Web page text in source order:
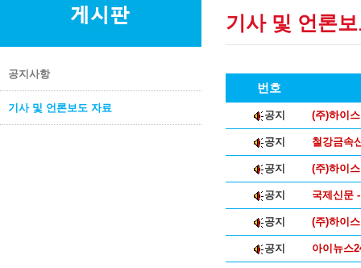
공지사항
기사 및 언론보도 자료
기사 및 언론
번호
공지 (주)하이
공지 철강금속
공지 (주)하이
공지 국제신문
공지 (주)하이
공지 아이뉴스